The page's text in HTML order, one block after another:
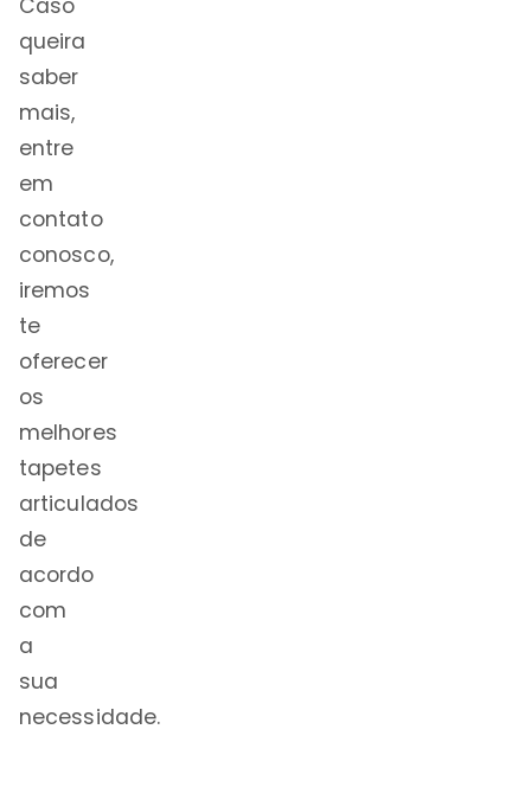
Caso
queira
saber
mais,
entre
em
contato
conosco,
iremos
te
oferecer
os
melhores
tapetes
articulados
de
acordo
com
a
sua
necessidade.